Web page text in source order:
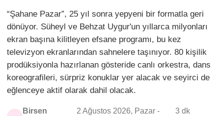
“Şahane Pazar”, 25 yıl sonra yepyeni bir formatla geri
dönüyor. Süheyl ve Behzat Uygur'un yıllarca milyonları
ekran başına kilitleyen efsane programı, bu kez
televizyon ekranlarından sahnelere taşınıyor. 80 kişilik
prodüksiyonla hazırlanan gösteride canlı orkestra, dans
koreografileri, sürpriz konuklar yer alacak ve seyirci de
eğlenceye aktif olarak dahil olacak.
Birsen
2 Ağustos 2026, Pazar -
3 dk